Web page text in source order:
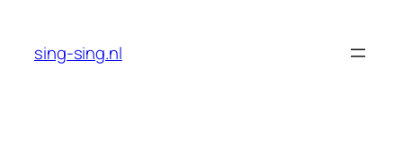
content
sing-sing.nl